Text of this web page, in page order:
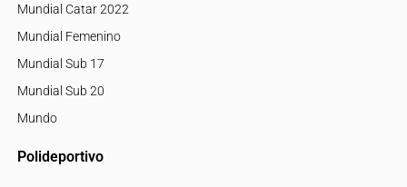
Mundial Catar 2022
Mundial Femenino
Mundial Sub 17
Mundial Sub 20
Mundo
Polideportivo